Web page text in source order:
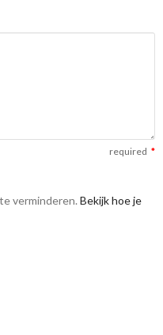
required *
verminderen. Bekijk hoe je